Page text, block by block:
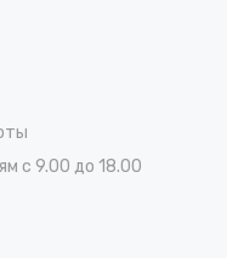
с 9.00 до 18.00